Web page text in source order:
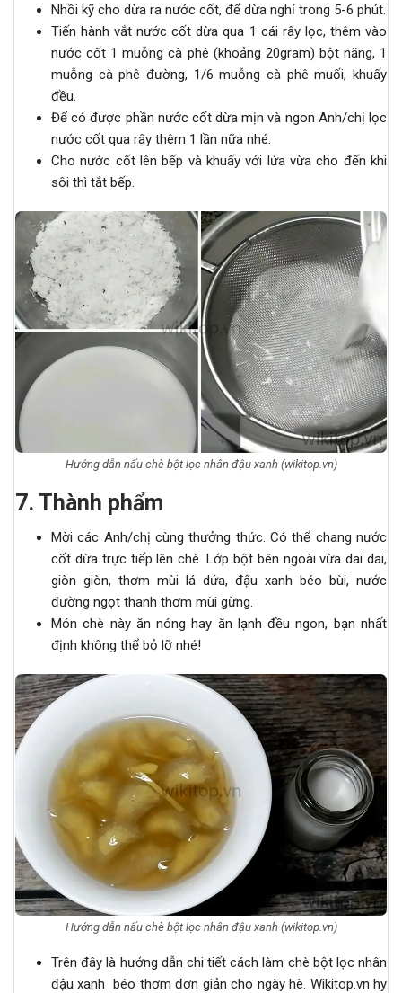
Nhồi kỹ cho dừa ra nước cốt, để dừa nghỉ trong 5-6 phút.
Tiến hành vắt nước cốt dừa qua 1 cái rây lọc, thêm vào
nước cốt 1 muỗng cà phê (khoảng 20gram) bột năng, 1
muỗng cà phê đường, 1/6 muỗng cà phê muối, khuấy
đều.
Để có được phần nước cốt dừa mịn và ngon Anh/chị lọc
nước cốt qua rây thêm 1 lần nữa nhé.
Cho nước cốt lên bếp và khuấy với lửa vừa cho đến khi
sôi thì tắt bếp.
Hướng dẫn nấu chè bột lọc nhân đậu xanh (wikitop.vn)
7. Thành phẩm
Mời các Anh/chị cùng thưởng thức. Có thể chang nước
cốt dừa trực tiếp lên chè. Lớp bột bên ngoài vừa dai dai,
giòn giòn, thơm mùi lá dứa, đậu xanh béo bùi, nước
đường ngọt thanh thơm mùi gừng.
Món chè này ăn nóng hay ăn lạnh đều ngon, bạn nhất
định không thể bỏ lỡ nhé!
Hướng dẫn nấu chè bột lọc nhân đậu xanh (wikitop.vn)
Trên đây là hướng dẫn chi tiết cách làm chè bột lọc nhân
đậu xanh béo thơm đơn giản cho ngày hè. Wikitop.vn hy